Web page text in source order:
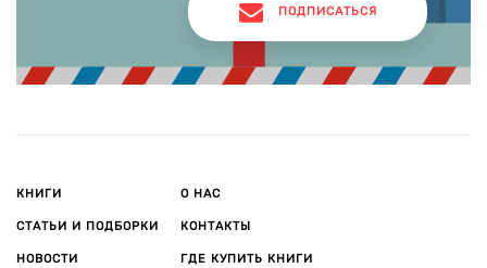
ПОДПИСАТЬСЯ
КНИГИ
СТАТЬИ И ПОДБОРКИ
НОВОСТИ
О НАС
КОНТАКТЫ
ГДЕ КУПИТЬ КНИГИ